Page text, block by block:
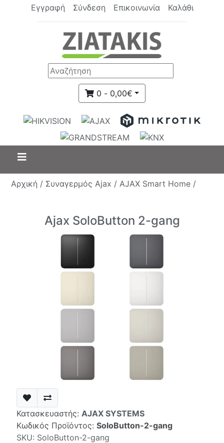
Εγγραφή Σύνδεση Επικοινωνία Καλάθι
0 - 0,00€
Αρχική / Συναγερμός Ajax /AJAX Smart Home /
Ajax SoloButton 2-gang
Κατασκευαστής: AJAX SYSTEMS
Κωδικός Προϊόντος: SoloButton-2-gang
SKU: SoloButton-2-gang